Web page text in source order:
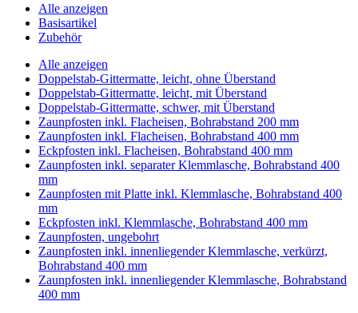
Alle anzeigen
Basisartikel
Zubehör
Alle anzeigen
Doppelstab-Gittermatte, leicht, ohne Überstand
Doppelstab-Gittermatte, leicht, mit Überstand
Doppelstab-Gittermatte, schwer, mit Überstand
Zaunpfosten inkl. Flacheisen, Bohrabstand 200 mm
Zaunpfosten inkl. Flacheisen, Bohrabstand 400 mm
Eckpfosten inkl. Flacheisen, Bohrabstand 400 mm
Zaunpfosten inkl. separater Klemmlasche, Bohrabstand 400
mm
Zaunpfosten mit Platte inkl. Klemmlasche, Bohrabstand 400
mm
Eckpfosten inkl. Klemmlasche, Bohrabstand 400 mm
Zaunpfosten, ungebohrt
Zaunpfosten inkl. innenliegender Klemmlasche, verkürzt,
Bohrabstand 400 mm
Zaunpfosten inkl. innenliegender Klemmlasche, Bohrabstand
400 mm